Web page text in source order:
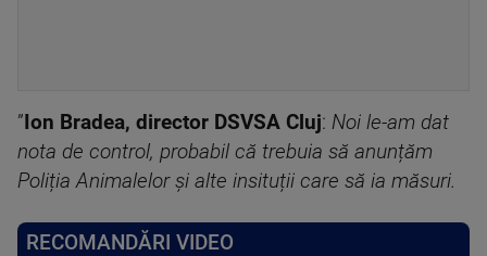
” Ion Bradea, director DSVSA Cluj: Noi le-am dat
nota de control, probabil că trebuia să anunțăm
Poliția Animalelor și alte insituții care să ia măsuri.
RECOMANDĂRI VIDEO